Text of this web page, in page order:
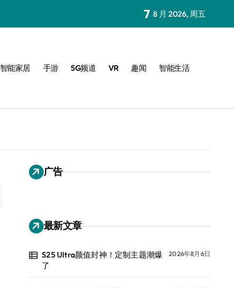
7 8 月 2026, 周五
智能家居 手游 5G频道 VR 趣闻 智能生活
广告
最新文章
S25 Ultra颜值封神！定制主题潮爆
了
2026年8月6日